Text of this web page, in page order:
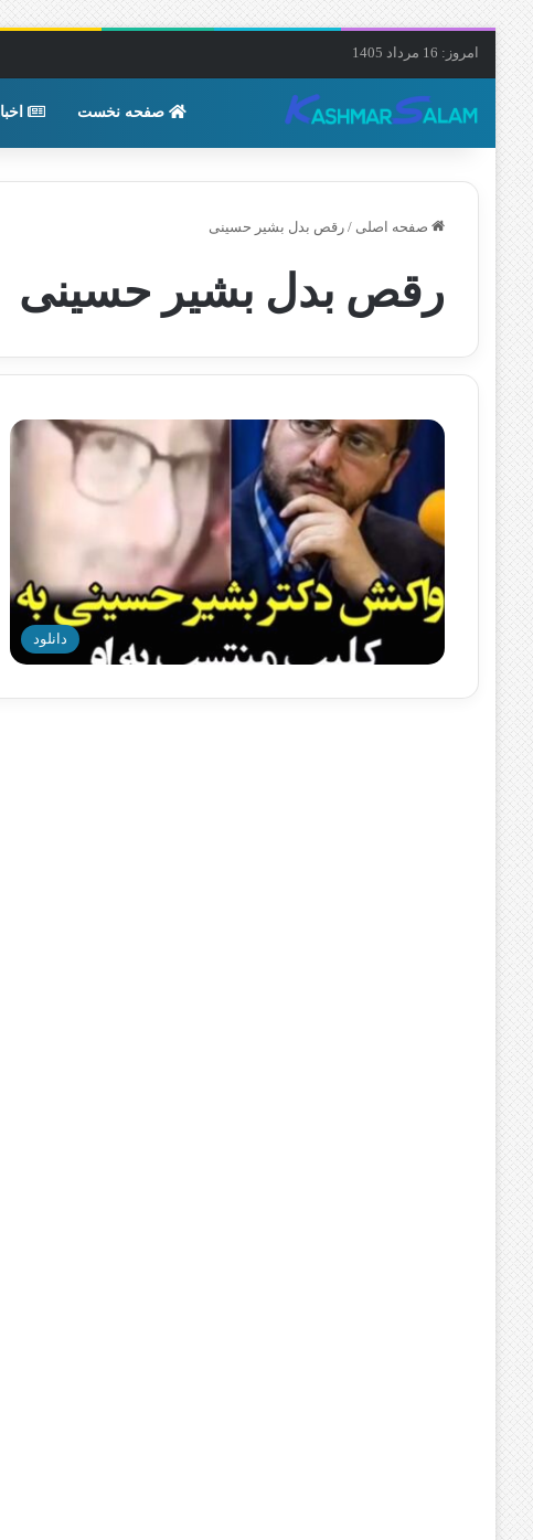
امروز: 16 مرداد 1405
صفحه نخست
صفحه اصلی / رقص بدل بشیر حسینی
رقص بدل بشیر حسینی
دانلود